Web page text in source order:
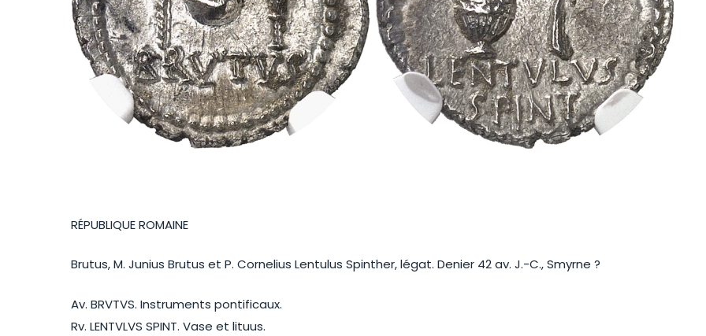
RÉPUBLIQUE ROMAINE
Brutus, M. Junius Brutus et P. Cornelius Lentulus Spinther, légat. Denier 42 av. J.-C., Smyrne ?
Av. BRVTVS. Instruments pontificaux.
Rv. LENTVLVS SPINT. Vase et lituus.